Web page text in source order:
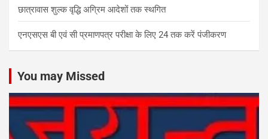
छात्रावास शुल्क वृद्धि अग्रिम आदेशों तक स्थगित
एनएसएस बी एवं सी प्रमाणपत्र परीक्षा के लिए 24 तक करें पंजीकरण
You may Missed